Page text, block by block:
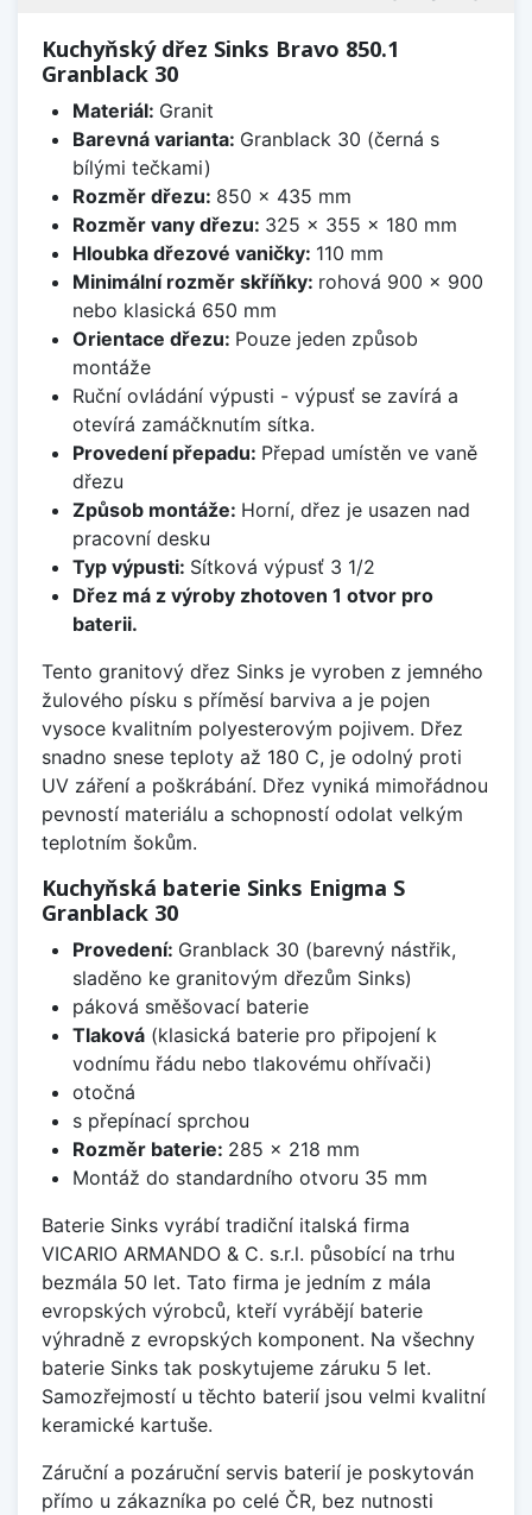
Kuchyňský dřez Sinks Bravo 850.1
Granblack 30
Materiál: Granit
Barevná varianta: Granblack 30 (černá s
bílými tečkami)
Rozměr dřezu: 850 x 435 mm
Rozměr vany dřezu: 325 x 355 x 180 mm
Hloubka dřezové vaničky: 110 mm
Minimální rozměr skříňky: rohová 900 x 900
nebo klasická 650 mm
Orientace dřezu: Pouze jeden způsob
montáže
Ruční ovládání výpusti - výpusť se zavírá a
otevírá zamáčknutím sítka.
Provedení přepadu: Přepad umístěn ve vaně
dřezu
Způsob montáže: Horní, dřez je usazen nad
pracovní desku
Typ výpusti: Sítková výpusť 3 1/2
Dřez má z výroby zhotoven 1 otvor pro
baterii.
Tento granitový dřez Sinks je vyroben z jemného
žulového písku s příměsí barviva a je pojen
vysoce kvalitním polyesterovým pojivem. Dřez
snadno snese teploty až 180 C, je odolný proti
UV záření a poškrábání. Dřez vyniká mimořádnou
pevností materiálu a schopností odolat velkým
teplotním šokům.
Kuchyňská baterie Sinks Enigma S
Granblack 30
Provedení: Granblack 30 (barevný nástřik,
sladěno ke granitovým dřezům Sinks)
páková směšovací baterie
Tlaková(klasická baterie pro připojení k
vodnímu řádu nebo tlakovému ohřívači)
otočná
s přepínací sprchou
Rozměr baterie: 285 x 218 mm
Montáž do standardního otvoru 35 mm
Baterie Sinks vyrábí tradiční italská firma
VICARIO ARMANDO & C. s.r.l. působící na trhu
bezmála 50 let. Tato firma je jedním z mála
evropských výrobců, kteří vyrábějí baterie
výhradně z evropských komponent. Na všechny
baterie Sinks tak poskytujeme záruku 5 let.
Samozřejmostí u těchto baterií jsou velmi kvalitní
keramické kartuše.
Záruční a pozáruční servis baterií je poskytován
přímo u zákazníka po celé ČR, bez nutnosti